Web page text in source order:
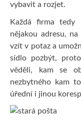
vybavit a rozjet.
Každá firma
nějakou adresu,
vzít v potaz a
sídlo pozbýt,
věděli, kam se
nezbytného kam
úřední i jinou